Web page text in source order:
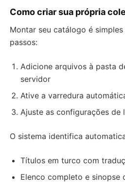
Como criar sua própria
Montar seu catálogo é
passos:
Adicione arquivos à pasta
servidor
Ative a varredura
Ajuste as configurações de
O sistema identifica
Títulos em turco com
Elenco completo e sinopse